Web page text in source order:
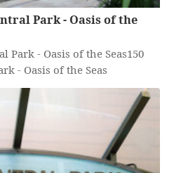
Park - Oasis of the
Park - Oasis of the Seas150
- Oasis of the Seas